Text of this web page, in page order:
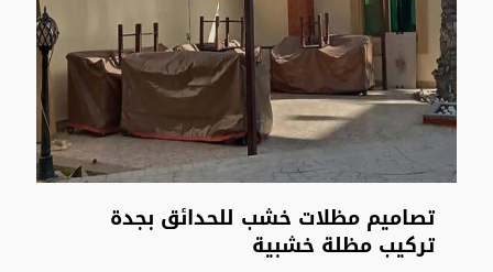
تصاميم مظلات خشب للحدائق بجدة
تركيب مظلة خشبية